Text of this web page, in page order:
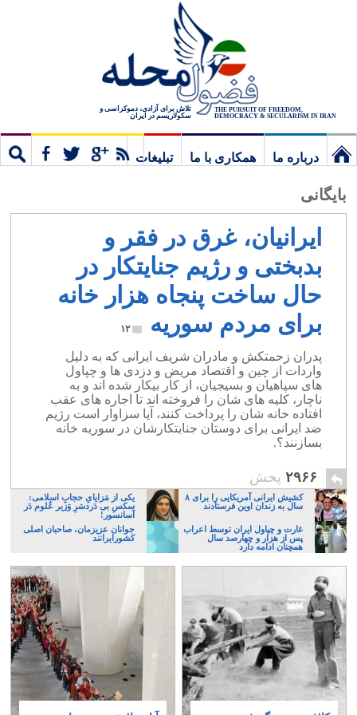
THE PURSUIT OF FREEDOM,
DEMOCRACY & SECULARISM IN IRAN
تلاش برای آزادی، دموکراسی و
سکولاریسم در ایران
درباره ما همکاری با ما
تبلیغات
بایگانی
ایرانیان، غرق در فقر و
بدبختی و رژیم جنایتکار در
حال ساخت پنجاه هزار خانه
برای مردم سوریه
۱۲
پدران زحمتکش و مادران شریف ایرانی که به دلیل
واردات از چین و اقتصاد مریض و دزدی ها و چپاول
های سپاهیان و بسیجیان، از کار بیکار شده اند و به
ناچار، کلیه های شان را فروخته اند تا اجاره های عقب
افتاده خانه شان را پرداخت کنند، آیا سزاوار است رژیم
ضد ایرانی برای دوستان جنایتکارشان در سوریه خانه
بسازنند؟.
۲۹۶۶ پخش
کشیش ایرانی آمریکایی را برای ۸
سال به زندان اوین فرستادند
یکی از مَزایایِ حجابِ اسلامی:
سکسِ بی دَردسَرِ وَزیر عُلوم دَر
آسانسور!
غارت و چپاول ایران توسط اعراب
پس از هزار و چهارصد سال
همچنان ادامه دارد
جوانان عزیزمان، صاحبان اصلی
کشورایرانند